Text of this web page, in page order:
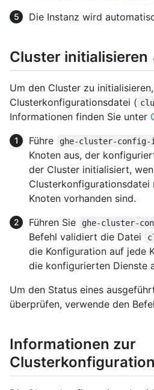
Die Instanz wird
Cluster initialisieren
Um den Cluster zu
Clusterkonfigurationsdatei (
Informationen finden Sie unter
Führe
ghe-cluster-
Knoten aus, der
der Cluster initialisiert,
Knoten vorhanden sind.
Führen Sie
ghe-cluster-
Befehl validiert die Datei
die Konfiguration auf jede
die konfigurierten Dienste
Um den Status eines
überprüfen, verwende den
Informationen zur